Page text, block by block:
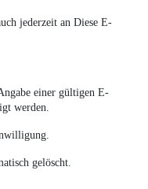
jederzeit anDiese E-
einer gültigen E-
werden.
gelöscht.